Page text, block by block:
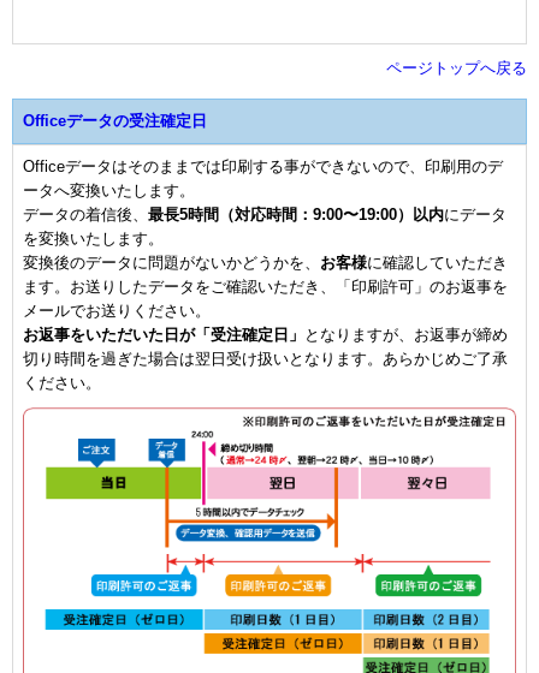
ページトップへ戻る
Officeデータの受注確定日
Officeデータはそのままでは印刷する事ができないので、印刷用のデ
ータへ変換いたします。
データの着信後、 最長5時間（対応時間：9:00〜19:00）以内にデータ
を変換いたします。
変換後のデータに問題がないかどうかを、 お客様に確認していただき
ます。お送りしたデータをご確認いただき、「印刷許可」のお返事を
メールでお送りください。
お返事をいただいた日が「受注確定日」 となりますが、お返事が締め
切り時間を過ぎた場合は翌日受け扱いとなります。あらかじめご了承
ください。